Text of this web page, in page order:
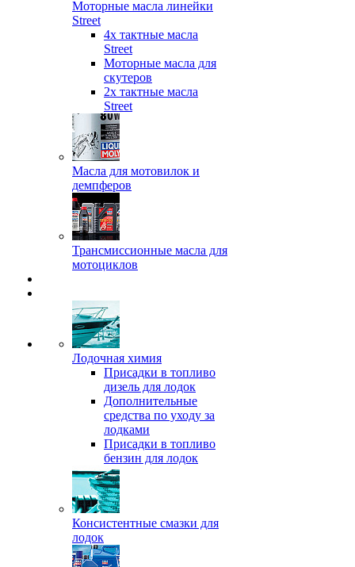
Моторные масла линейки
Street
4х тактные масла
Street
Моторные масла для
скутеров
2х тактные масла
Street
Масла для мотовилок и
демпферов
Трансмиссионные масла для
мотоциклов
Лодочная химия
Присадки в топливо
дизель для лодок
Дополнительные
средства по уходу за
лодками
Присадки в топливо
бензин для лодок
Консистентные смазки для
лодок